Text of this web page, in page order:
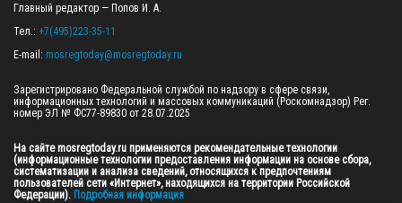
Главный редактор — Попов И. А.
Тел.: +7(495)223-35-11
E-mail: mosregtoday@mosregtoday.ru
Зарегистрировано Федеральной службой по надзору в сфере связи,
информационных технологий и массовых коммуникаций (Роскомнадзор) Рег.
номер ЭЛ № ФС77-89830 от 28.07.2025
На сайте mosregtoday.ru применяются рекомендательные технологии
(информационные технологии предоставления информации на основе сбора,
систематизации и анализа сведений, относящихся к предпочтениям
пользователей сети «Интернет», находящихся на территории Российской
Федерации). Подробная информация